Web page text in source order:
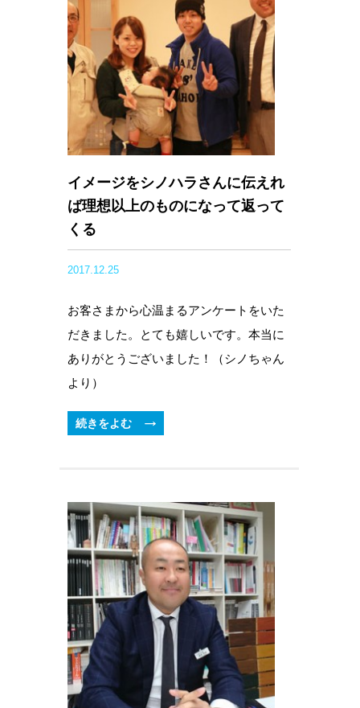
イメージをシノハラさんに伝えれ
ば理想以上のものになって返って
くる
2017.12.25
お客さまから心温まるアンケートをいた
だきました。とても嬉しいです。本当に
ありがとうございました！（シノちゃん
より）
続きをよむ